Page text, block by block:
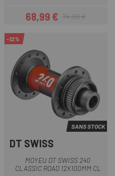
Prix
68,99 €Prix habituel
74,99 €
-12%
SANS STOCK
DT SWISS
MOYEU DT SWISS 240
CLASSIC ROAD 12X100MM CL